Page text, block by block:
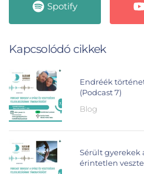
Spotify
Kapcsolódó cikkek
Endréék
(Podcast 7)
Blog
Sérült gyerekek
érintetlen